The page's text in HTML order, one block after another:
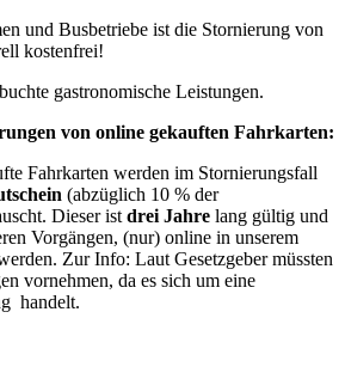
und Busbetriebe ist die Stornierung von
kostenfrei!
gastronomische Leistungen.
von online gekauften Fahrkarten:
Fahrkarten werden im Stornierungsfall
(abzüglich 10 % der
Dieser ist drei Jahre lang gültig und
Vorgängen, (nur) online in unserem
Zur Info: Laut Gesetzgeber müssten
vornehmen, da es sich um eine
handelt.